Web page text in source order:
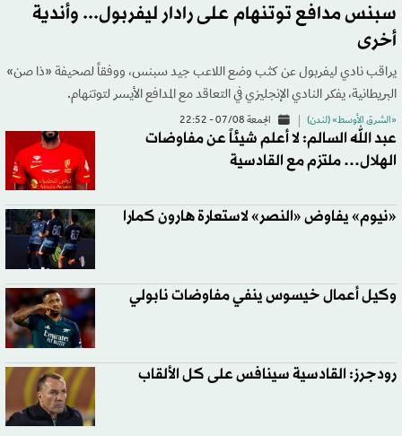
سبنس مدافع توتنهام على رادار ليفربول... وأندية
أخرى
يراقب نادي ليفربول عن كثب وضع اللاعب جيد سبنس، ووفقاً لصحيفة «ذا صن»
البريطانية، يفكر النادي الإنجليزي في التعاقد مع المدافع الأيسر لتوتنهام.
«الشرق الأوسط» (لندن) الجمعة 07/08 - 22:52
عبد الله السالم: لا أعلم شيئاً عن مفاوضات
الهلال… ملتزم مع القادسية
«نيوم» يفاوض «النصر» لاستعارة هارون كمارا
وكيل أعمال خيسوس ينفي مفاوضات نابولي
رودجرز: القادسية سينافس على كل الألقاب